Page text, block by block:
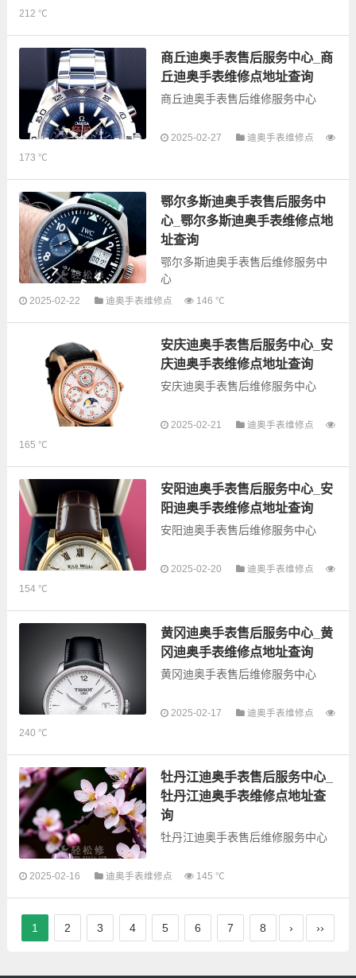
的故障检测维修，手表保养等业
务，为了享受优质的...
212 ℃
商丘迪奥手表售后服务中心_商
丘迪奥手表维修点地址查询
商丘迪奥手表售后维修服务中心
以下是古锋网为您整理的商丘迪奥
的故障检测维修，手表保养等业
务，为了享受优质的...
2025-02-27
迪奥手表维修点
173 ℃
鄂尔多斯迪奥手表售后服务中
心_鄂尔多斯迪奥手表维修点地
址查询
鄂尔多斯迪奥手表售后维修服务中
心
迪奥手表售后服务网点和优质维修
点信息，可以为您提供迪奥全型号
手表的故障检测维修，手表保养等
业务，为了...
2025-02-22 迪奥手表维修点 146 ℃
安庆迪奥手表售后服务中心_安
庆迪奥手表维修点地址查询
安庆迪奥手表售后维修服务中心
以下是古锋网为您整理的安庆迪奥
的故障检测维修，手表保养等业
务，为了享受优质的...
2025-02-21
迪奥手表维修点
165 ℃
安阳迪奥手表售后服务中心_安
阳迪奥手表维修点地址查询
安阳迪奥手表售后维修服务中心
息，可以为您提供迪奥全型号手表
的故障检测维修，手表保养等业
务，为了享受优质...
2025-02-20
迪奥手表维修点
154 ℃
黄冈迪奥手表售后服务中心_黄
冈迪奥手表维修点地址查询
黄冈迪奥手表售后维修服务中心
以下是古锋网为您整理的黄冈迪奥
的故障检测维修，手表保养等业
务，为了享受优质的...
2025-02-17
迪奥手表维修点
240 ℃
牡丹江迪奥手表售后服务中心_
牡丹江迪奥手表维修点地址查
询
牡丹江迪奥手表售后维修服务中心
以下是古锋网为您整理的牡丹江迪
表的故障检测维修，手表保养等业
务，为了享受优...
2025-02-16 迪奥手表维修点 145 ℃
1 2 3 4 5 6 7 8 › ››